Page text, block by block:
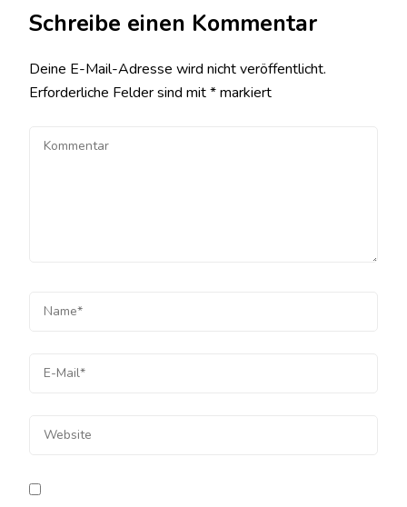
Schreibe einen Kommentar
Deine E-Mail-Adresse wird nicht veröffentlicht.
Erforderliche Felder sind mit*markiert